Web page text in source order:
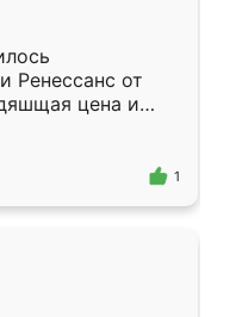
Ренессанс от
цена и
Приехавший
самый
1